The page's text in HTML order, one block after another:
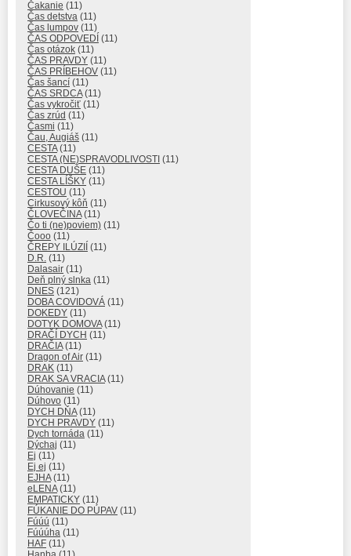
Čakanie (11)
Čas detstva (11)
Čas lumpov (11)
ČAS ODPOVEDÍ (11)
Čas otázok (11)
ČAS PRAVDY (11)
ČAS PRÍBEHOV (11)
Čas šancí (11)
ČAS SRDCA(11)
Čas vykročiť (11)
Čas zrúd (11)
Časmi (11)
Čau, Augiáš (11)
CESTA(11)
CESTA (NE)SPRAVODLIVOSTI (11)
CESTA DUŠE (11)
CESTA LÍŠKY (11)
CESTOU (11)
Cirkusový kôň (11)
ČLOVEČINA(11)
Čo ti (ne)poviem) (11)
Čooo (11)
ČREPY ILÚZIÍ
(11)
D.R. (11)
Dalasair (11)
Deň plný slnka (11)
DNES (121)
DOBA COVIDOVÁ (11)
DOKEDY (11)
DOTYK DOMOVA(11)
DRAČÍ DYCH (11)
DRAČIA(11)
Dragon of Air (11)
DRAK (11)
DRAK SA VRACIA(11)
Dúhovanie (11)
Dúhovo (11)
DYCH DŇA(11)
DYCH PRAVDY (11)
Dych tornáda (11)
Dýchaj (11)
Ej (11)
Ej ej (11)
EJHA(11)
eLENA(11)
EMPATICKY (11)
FÚKANIE DO PÚPAV (11)
Fúúú (11)
Fúúúha (11)
HAF (11)